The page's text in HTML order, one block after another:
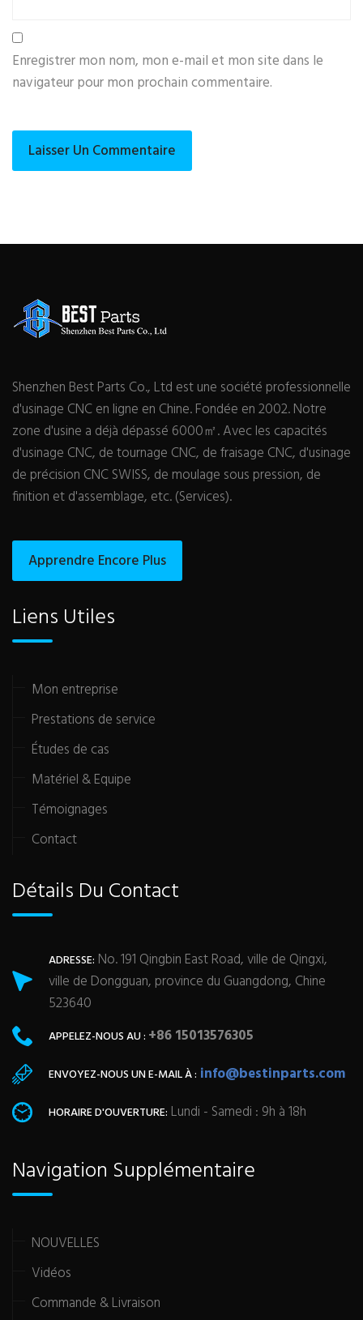
Enregistrer mon nom, mon e-mail et mon site dans le
navigateur pour mon prochain commentaire.
Shenzhen Best Parts Co., Ltd est une société professionnelle
d'usinage CNC en ligne en Chine. Fondée en 2002. Notre
zone d'usine a déjà dépassé 6000㎡. Avec les capacités
d'usinage CNC, de tournage CNC, de fraisage CNC, d'usinage
de précision CNC SWISS, de moulage sous pression, de
finition et d'assemblage, etc. (Services).
Apprendre Encore Plus
Liens Utiles
Mon entreprise
Prestations de service
Études de cas
Matériel & Equipe
Témoignages
Contact
Détails Du Contact
ADRESSE: No. 191 Qingbin East Road, ville de Qingxi,
ville de Dongguan, province du Guangdong, Chine
523640
APPELEZ-NOUS AU : +86 15013576305
ENVOYEZ-NOUS UN E-MAIL À : info@bestinparts.com
HORAIRE D'OUVERTURE: Lundi - Samedi : 9h à 18h
Navigation Supplémentaire
NOUVELLES
Vidéos
Commande & Livraison